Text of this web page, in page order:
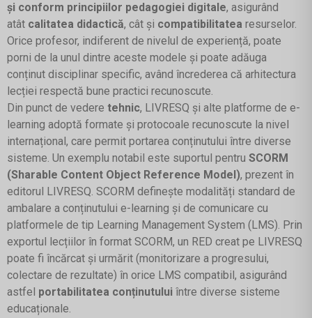
și conform principiilor pedagogiei digitale, asigurând
atât calitatea didactică, cât și compatibilitatea resurselor.
Orice profesor, indiferent de nivelul de experiență, poate
porni de la unul dintre aceste modele și poate adăuga
conținut disciplinar specific, având încrederea că arhitectura
lecției respectă bune practici recunoscute.
Din punct de vedere tehnic, LIVRESQ și alte platforme de e-
learning adoptă formate și protocoale recunoscute la nivel
internațional, care permit portarea conținutului între diverse
sisteme. Un exemplu notabil este suportul pentru SCORM
(Sharable Content Object Reference Model), prezent în
editorul LIVRESQ. SCORM definește modalități standard de
ambalare a conținutului e-learning și de comunicare cu
platformele de tip Learning Management System (LMS). Prin
exportul lecțiilor în format SCORM, un RED creat pe LIVRESQ
poate fi încărcat și urmărit (monitorizare a progresului,
colectare de rezultate) în orice LMS compatibil, asigurând
astfel portabilitatea conținutului între diverse sisteme
educaționale.